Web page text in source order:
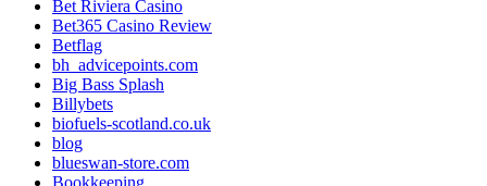
Bet Riviera Casino
Bet365 Casino Review
Betflag
bh_advicepoints.com
Big Bass Splash
Billybets
biofuels-scotland.co.uk
blog
blueswan-store.com
Bookkeeping